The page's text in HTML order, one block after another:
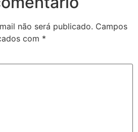
não será publicado. Campos
com *